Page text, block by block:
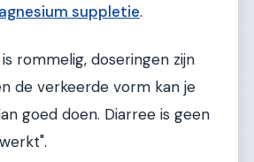
suppletie.
rommelig, doseringen zijn
de verkeerde vorm kan je
goed doen. Diarree is geen